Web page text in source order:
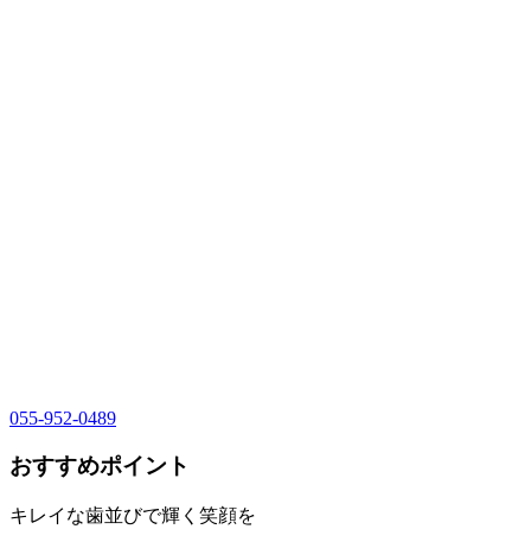
055-952-0489
おすすめポイント
キレイな歯並びで輝く笑顔を